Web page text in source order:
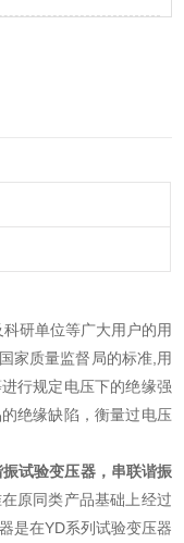
研单位等广大用户的用
家质量监督局的标准,用
行规定电压下的绝缘强
绝缘缺陷，衡量过电压
试验变压器，串联谐振
原同类产品基础上经过
是在YD系列试验变压器